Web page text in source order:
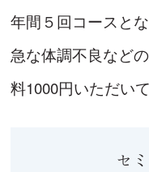
年間５回コースと
急な体調不良など
料1000円いただい
セ